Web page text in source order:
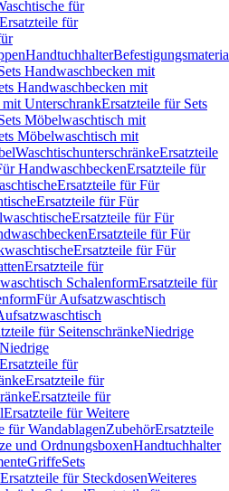
für
Ersatzteile für
Handtuchhalter
Handwaschbecken mit
Handwaschbecken mit
mit UnterschrankErsatzteile für Sets
Möbelwaschtisch mit
Möbelwaschtisch mit
WaschtischunterschränkeErsatzteile
HandwaschbeckenErsatzteile für
Ersatzteile für Für
Ersatzteile für Für
Ersatzteile für Für
Ersatzteile für Für
Ersatzteile für Für
Ersatzteile für
SchalenformErsatzteile für
Für Aufsatzwaschtisch
für SeitenschränkeNiedrige
Ersatzteile für
Ersatzteile für
Ersatzteile für
Ersatzteile für Weitere
für WandablagenZubehörErsatzteile
und OrdnungsboxenHandtuchhalter
GriffeSets
Ersatzteile für SteckdosenWeiteres